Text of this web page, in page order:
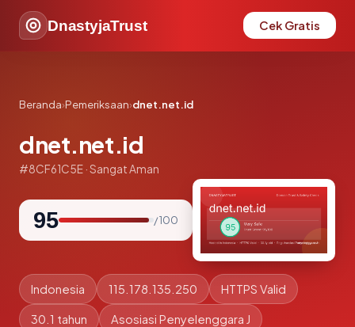
DnastyjaTrust Cek Gratis
Beranda›Pemeriksaan›dnet.net.id
dnet.net.id
#8CF61C5E · Sangat Aman
95 / 100
Indonesia 115.178.135.250 HTTPS Valid
30.1 tahun Asosiasi Penyelenggara J